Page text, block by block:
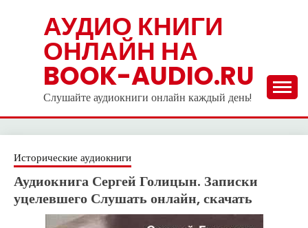
АУДИО КНИГИ
ОНЛАЙН НА
BOOK-AUDIO.RU
Слушайте аудиокниги онлайн каждый день!
Исторические аудиокниги
Аудиокнига Сергей Голицын. Записки
уцелевшего Слушать онлайн, скачать